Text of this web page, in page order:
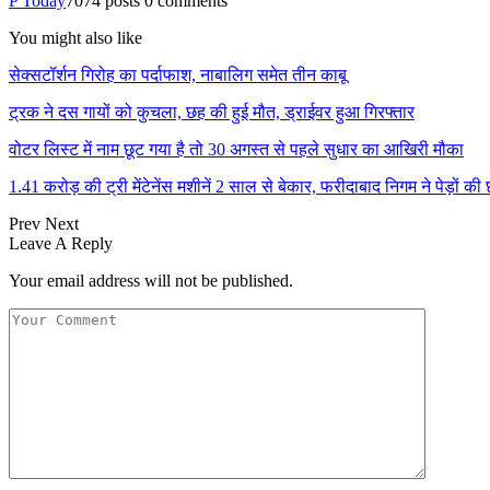
You might also like
सेक्सटॉर्शन गिरोह का पर्दाफाश, नाबालिग समेत तीन काबू
ट्रक ने दस गायों को कुचला, छह की हुई मौत, ड्राईवर हुआ गिरफ्तार
वोटर लिस्ट में नाम छूट गया है तो 30 अगस्त से पहले सुधार का आखिरी मौका
1.41 करोड़ की ट्री मेंटेनेंस मशीनें 2 साल से बेकार, फरीदाबाद निगम ने पेड़ों
Prev Next
Leave A Reply
Your email address will not be published.